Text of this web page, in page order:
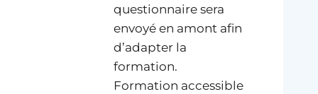
questionnaire sera
envoyé en amont afin
d’adapter la
formation.
Formation accessible